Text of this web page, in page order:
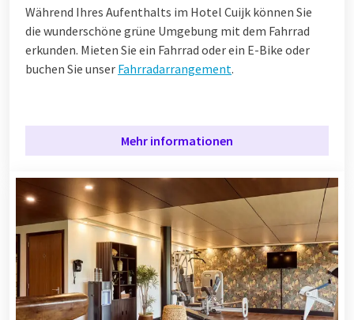
Während Ihres Aufenthalts im Hotel Cuijk können Sie
die wunderschöne grüne Umgebung mit dem Fahrrad
erkunden. Mieten Sie ein Fahrrad oder ein E-Bike oder
buchen Sie unser Fahrradarrangement.
Mehr informationen